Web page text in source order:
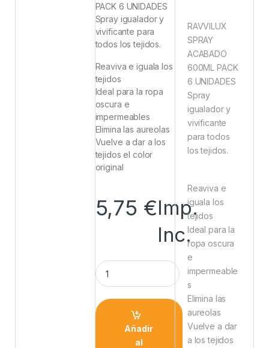
PACK 6 UNIDADES
Spray igualador y
vivificante para
todos los tejidos.
Reaviva e iguala los
tejidos
Ideal para la ropa
oscura e
impermeables
Elimina las aureolas
Vuelve a dar a los
tejidos el color
original
5,75 €Imp.
Inc.
Añadir
al
RAVVILUX
SPRAY
ACABADO
600ML PACK
6 UNIDADES
Spray
igualador y
vivificante
para todos
los tejidos.
Reaviva e
iguala los
tejidos
Ideal para la
ropa oscura
e
impermeable
s
Elimina las
aureolas
Vuelve a dar
a los tejidos